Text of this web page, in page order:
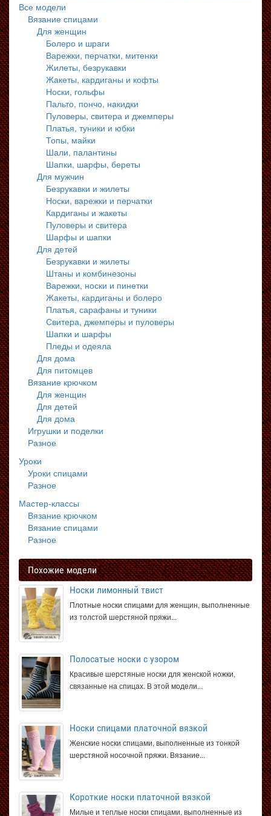
Все модели
Вязание спицами
Для женщин
Болеро и шраги
Варежки, перчатки, митенки
Жилеты, безрукавки
Жакеты, кардиганы и кофты
Носки, гольфы
Пальто, пончо, накидки
Пуловеры, свитера и джемперы
Платья, туники и юбки
Топы, майки
Шали, палантины
Шапки, шарфы, береты
Для мужчин
Безрукавки и жилеты
Носки, варежки и перчатки
Кардиганы и жакеты
Пуловеры и свитера
Шарфы и шапки
Для детей
Безрукавки и жилеты
Штаны и комбинезоны
Варежки, носки и пинетки
Жакеты, кардиганы и болеро
Платья, сарафаны и туники
Свитера, джемперы и пуловеры
Шапки и шарфы
Пледы и одеяла
Для дома
Для питомцев
Вязание крючком
Для женщин
Для детей
Для дома
Игрушки и поделки
Разное
Уроки
Уроки спицами
Разное
Мастер-классы
Вязание крючком
Вязание спицами
Разное
Похожие модели
Носки лимонный твист
Плотные носки спицами для женщин, выполненные
из толстой шерстяной пряжи...
Полосатые носки с узором
Красивые шерстяные носки для женской ножки,
связанные на спицах. В этой модели...
Носки спицами платочной вязкой
Женские носки спицами, выполненные из тонкой
шерстяной носочной пряжи. Вязание...
Короткие носки платочной вязкой
Милые и теплые носки спицами, выполненные из